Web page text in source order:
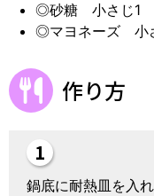
◎砂糖 小さじ1
◎マヨネーズ 小
作り方
鍋底に耐熱皿を入